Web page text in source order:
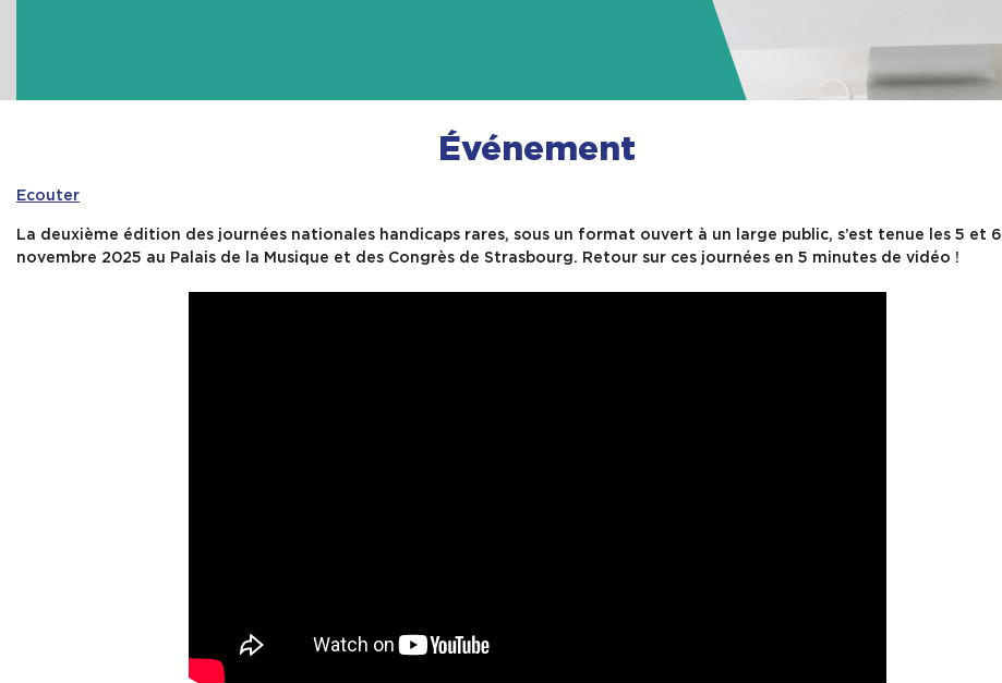
Événement
Ecouter
La deuxième édition des journées nationales handicaps rares, sous un format ouvert à un large public, s’est tenue les 5 et 6
novembre 2025 au Palais de la Musique et des Congrès de Strasbourg. Retour sur ces journées en 5 minutes de vidéo !